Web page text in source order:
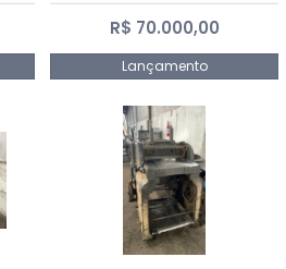
R$ 70.000,00
Lançamento